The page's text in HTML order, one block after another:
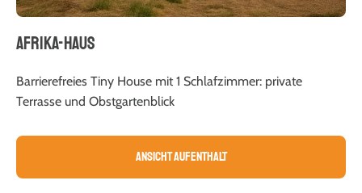
AFRIKA-HAUS
Barrierefreies Tiny House mit 1 Schlafzimmer: private
Terrasse und Obstgartenblick
Ansicht Aufenthalt